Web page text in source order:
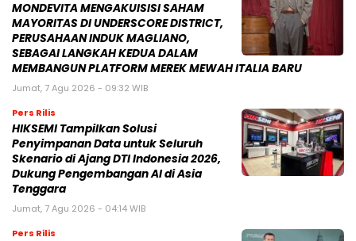
MONDEVITA MENGAKUISISI SAHAM
MAYORITAS DI UNDERSCORE DISTRICT,
PERUSAHAAN INDUK MAGLIANO,
SEBAGAI LANGKAH KEDUA DALAM
MEMBANGUN PLATFORM MEREK MEWAH ITALIA BARU
Jumat, 7 Agu 2026 - 09:32 WIB
Pers Rilis
HIKSEMI Tampilkan Solusi
Penyimpanan Data untuk Seluruh
Skenario di Ajang DTI Indonesia 2026,
Dukung Pengembangan AI di Asia
Tenggara
Jumat, 7 Agu 2026 - 04:14 WIB
Pers Rilis